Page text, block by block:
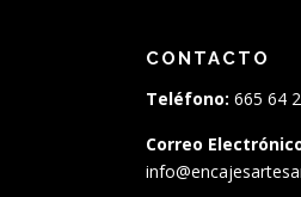
CONTACTO
Teléfono: 665 64
Correo